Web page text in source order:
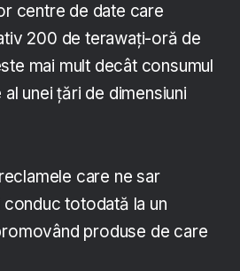
centre de date care
200 de terawați-oră de
mai mult decât consumul
unei țări de dimensiuni
care ne sar
totodată la un
produse de care